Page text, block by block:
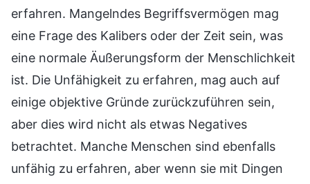
erfahren. Mangelndes Begriffsvermögen mag
eine Frage des Kalibers oder der Zeit sein, was
eine normale Äußerungsform der Menschlichkeit
ist. Die Unfähigkeit zu erfahren, mag auch auf
einige objektive Gründe zurückzuführen sein,
aber dies wird nicht als etwas Negatives
betrachtet. Manche Menschen sind ebenfalls
unfähig zu erfahren, aber wenn sie mit Dingen